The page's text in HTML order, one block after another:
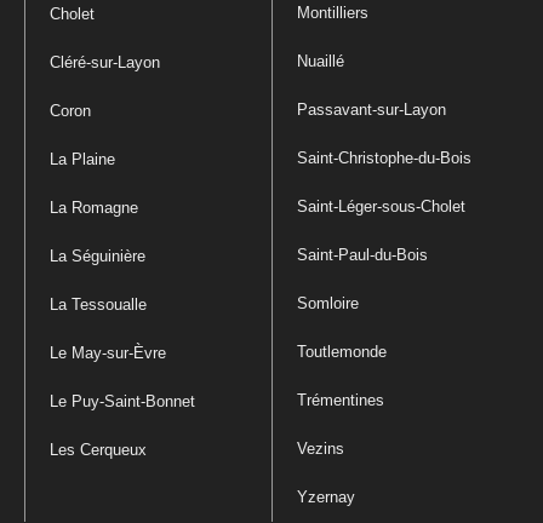
Cholet
Cléré-sur-Layon
Coron
La Plaine
La Romagne
La Séguinière
La Tessoualle
Le May-sur-Èvre
Le Puy-Saint-Bonnet
Les Cerqueux
Montilliers
Nuaillé
Passavant-sur-Layon
Saint-Christophe-du-Bois
Saint-Léger-sous-Cholet
Saint-Paul-du-Bois
Somloire
Toutlemonde
Trémentines
Vezins
Yzernay